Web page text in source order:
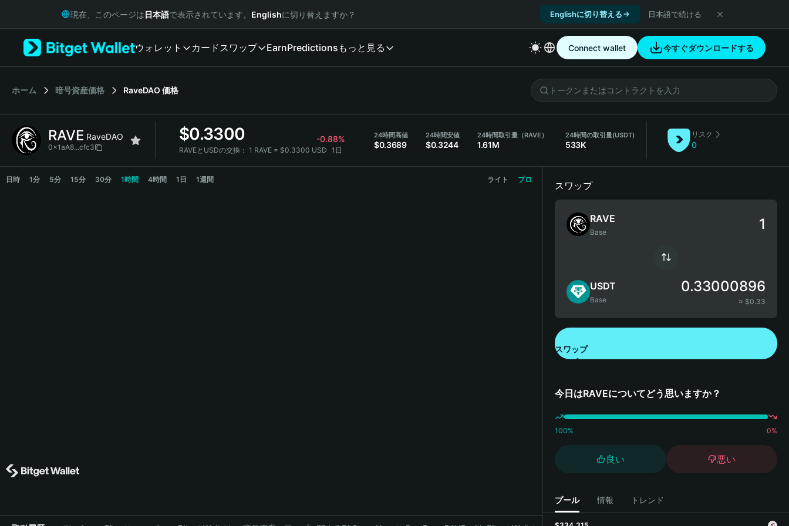
Русский
Italiano
简体中文
繁體中文
Bahasa Indonesia
現在、このページは日本語で表示されています。 Englishに切り替えますか？ Englishに切り替える 日本語で続ける
ウォレット カードスワップ EarnPredictions もっと見る Connect wallet 今すぐダウンロードする
ホーム 暗号資産価格 RaveDAO 価格
RAVE RaveDAO
0x1aA8...cfc3
$0.3300 -0.88%
RAVEとUSDの交換： 1 RAVE = $0.3300 USD 1日
24時間高値
$0.3689
24時間安値
$0.3244
24時間取引量（RAVE）
1.61M
24時間の取引量(USDT)
533K
リスク
0
RAVE Price Chart
日時 1分 5分 15分 30分 1時間 4時間 1日 1週間 ライト プロ
スワップ
RAVE
Base
USDT
Base
0.33000896
≈ $0.33
スワップ
今日はRAVEについてどう思いますか？
100% 0%
良い 悪い
プール 情報 トレンド